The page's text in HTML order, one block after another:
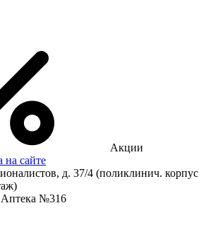
Акции
на сайте
д. 37/4 (поликлинич. корпус
Аптека №316